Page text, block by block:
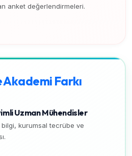
anket değerlendirmeleri.
Farkı
Uzman Mühendisler
kurumsal tecrübe ve